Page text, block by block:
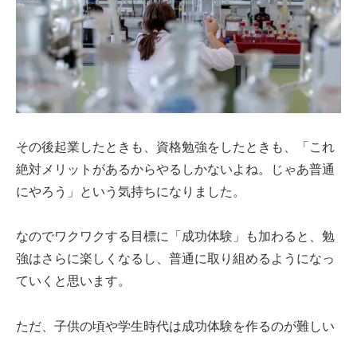
その後起業したときも、資格勉強をしたときも、「これ
絶対メリットがあるからやるしかないよね。じゃあ普通
にやろう」という気持ちになりました。
なのでワクワクする目標に「成功体験」も加わると、勉
強はさらに楽しくなるし、普通に取り組めるようになっ
ていくと思います。
ただ、子供の頃や学生時代は成功体験を作るのが難しい